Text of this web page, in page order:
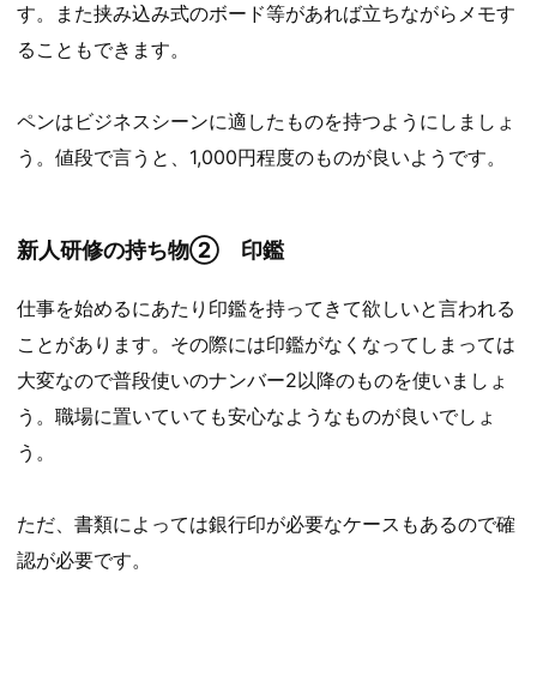
す。また挟み込み式のボード等があれば立ちながらメモす
ることもできます。
ペンはビジネスシーンに適したものを持つようにしましょ
う。値段で言うと、1,000円程度のものが良いようです。
新人研修の持ち物② 印鑑
仕事を始めるにあたり印鑑を持ってきて欲しいと言われる
ことがあります。その際には印鑑がなくなってしまっては
大変なので普段使いのナンバー2以降のものを使いましょ
う。職場に置いていても安心なようなものが良いでしょ
う。
ただ、書類によっては銀行印が必要なケースもあるので確
認が必要です。